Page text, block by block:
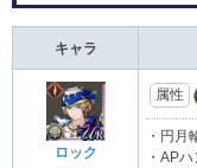
キャラ
ロック
属性
・円月
・AP